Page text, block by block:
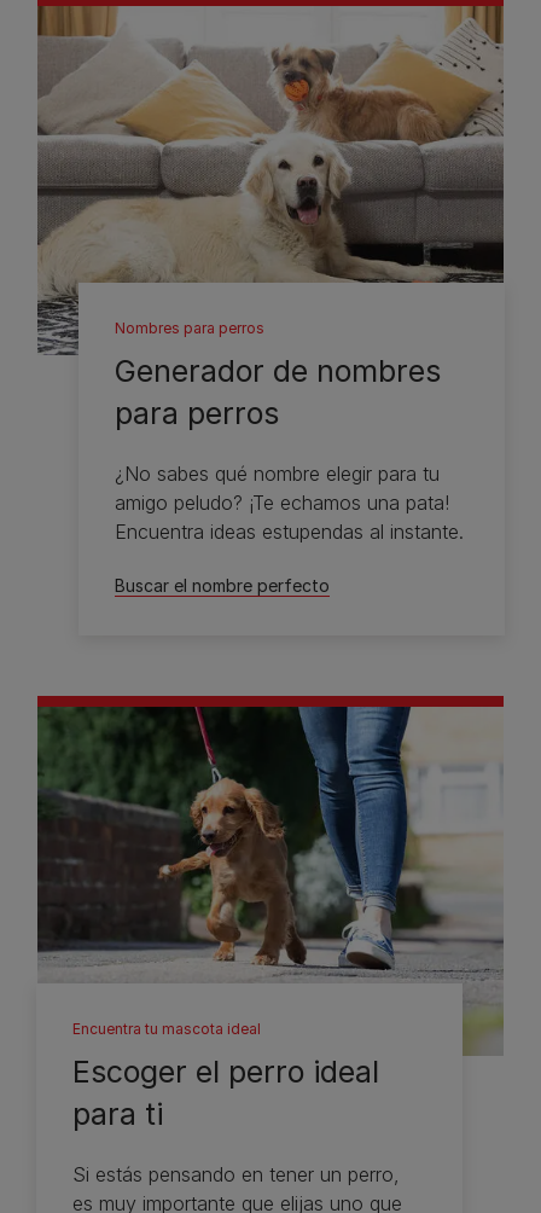
Nombres para perros
Generador de nombres
para perros
¿No sabes qué nombre elegir para tu
amigo peludo? ¡Te echamos una pata!
Encuentra ideas estupendas al instante.
Buscar el nombre perfecto
Encuentra tu mascota ideal
Escoger el perro ideal
para ti
Si estás pensando en tener un perro,
es muy importante que elijas uno que